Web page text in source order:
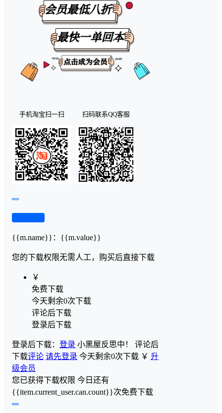
手机淘宝扫一扫 扫码联系QQ客服
{{m.name}} ： {{m.value}}
您的下载权限无需人工，购买后直接下载
￥
免费下载
今天剩余0次下载
评论后下载
登录后下载
登录后下载： 登录 小黑屋反思中！ 评论后
下载评论 请先登录 今天剩余0次下载 ￥ 升
级会员
您已获得下载权限 今日还有
{{item.current_user.can.count}}次免费下载